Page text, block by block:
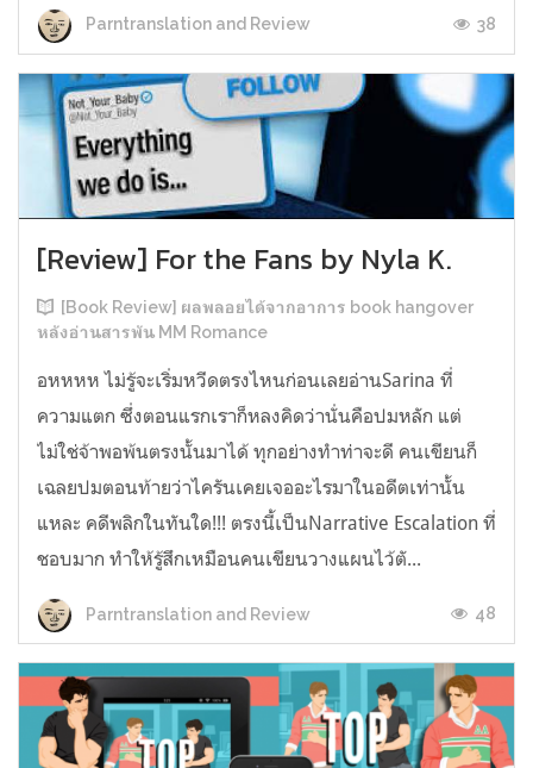
Parntranslation and Review 38
[Review] For the Fans by Nyla K.
[Book Review] ผลพลอยได้จากอาการ book hangover
หลังอ่านสารพัน MM Romance
อหหหห ไม่รู้จะเริ่มหวีดตรงไหนก่อนเลยอ่านSarina ที่
ความแตก ซึ่งตอนแรกเราก็หลงคิดว่านั่นคือปมหลัก แต่
ไม่ใช่จ้าพอพ้นตรงนั้นมาได้ ทุกอย่างทำท่าจะดี คนเขียนก็
เฉลยปมตอนท้ายว่าไครันเคยเจออะไรมาในอดีตเท่านั้น
แหละ คดีพลิกในทันใด!!! ตรงนี้เป็นNarrative Escalation ที่
ชอบมาก ทำให้รู้สึกเหมือนคนเขียนวางแผนไว้ตั...
Parntranslation and Review 48